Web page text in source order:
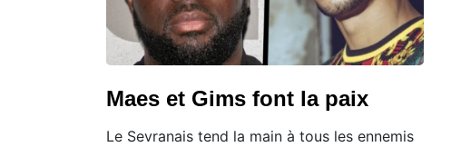
Maes et Gims font la paix
Le Sevranais tend la main à tous les ennemis